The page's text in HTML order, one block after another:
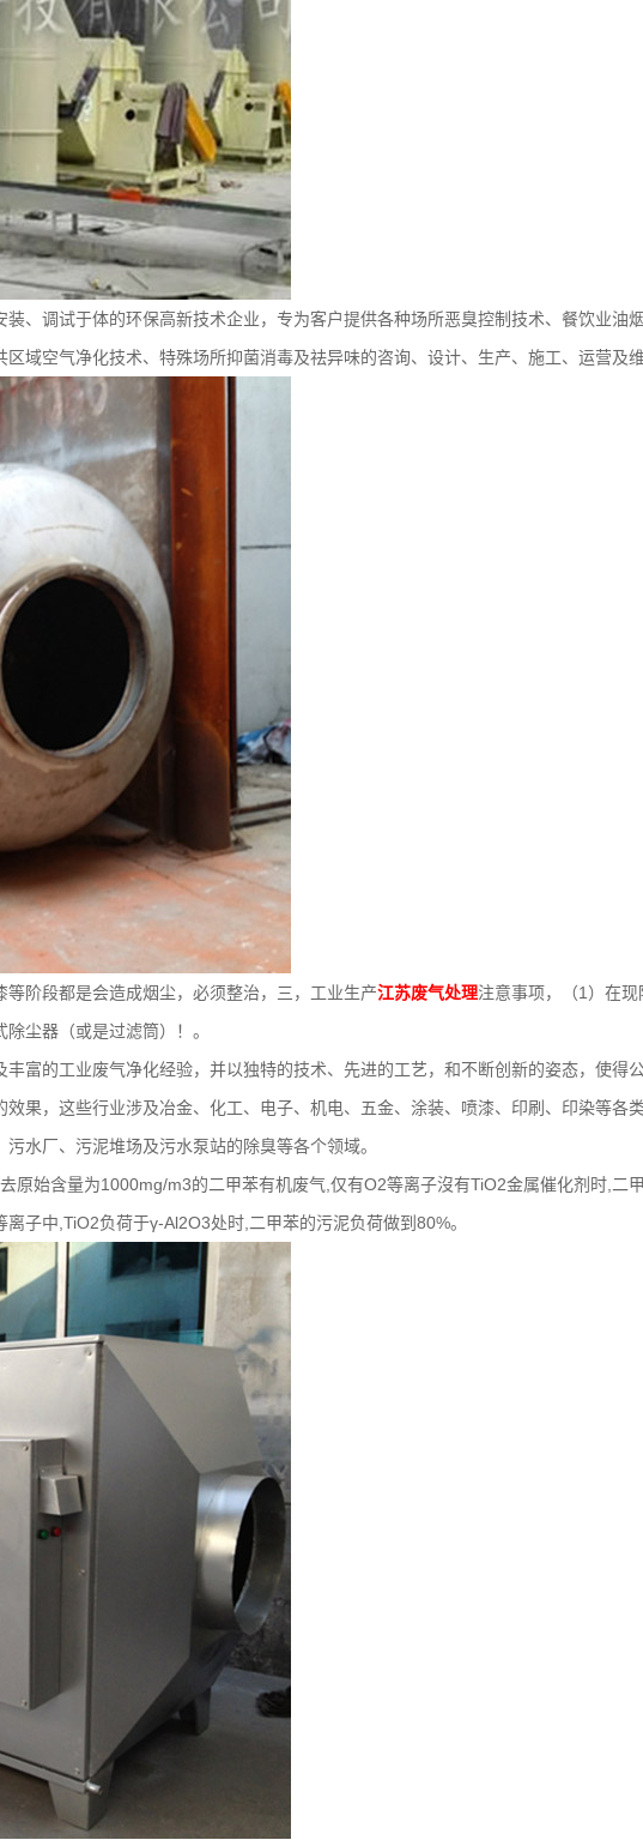
、调试于体的环保高新技术企业，专为客户提供各种场所恶臭控制技术、餐饮业油
域空气净化技术、特殊场所抑菌消毒及祛异味的咨询、设计、生产、施工、运营及
阶段都是会造成烟尘，必须整治，三，工业生产江苏废气处理注意事项，（1）在现
尘器（或是过滤筒）！。
富的工业废气净化经验，并以独特的技术、先进的工艺，和不断创新的姿态，使得
果，这些行业涉及冶金、化工、电子、机电、五金、涂装、喷漆、印刷、印染等各
水厂、污泥堆场及污水泵站的除臭等各个领域。
原始含量为1000mg/m3的二甲苯有机废气,仅有O2等离子沒有TiO2金属催化剂时,二
子中,TiO2负荷于γ-Al2O3处时,二甲苯的污泥负荷做到80%。